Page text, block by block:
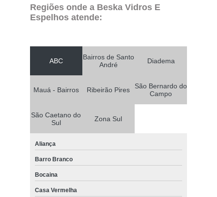
Regiões onde a Beska Vidros E
Espelhos atende:
ABC
Bairros de Santo
André
Diadema
Mauá - Bairros Ribeirão Pires
São Bernardo do
Campo
São Caetano do
Sul
Zona Sul
Aliança
Barro Branco
Bocaina
Casa Vermelha